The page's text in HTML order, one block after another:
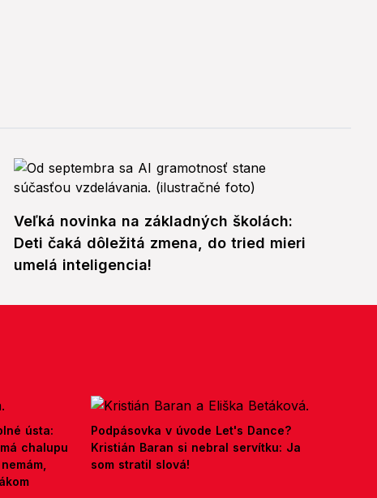
Veľká novinka na základných školách:
Deti čaká dôležitá zmena, do tried mieri
umelá inteligencia!
ústa:
chalupu
Podpásovka v úvode Let's Dance?
Kristián Baran si nebral servítku: Ja
som stratil slová!